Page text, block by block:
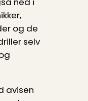
og de
selv
avisen